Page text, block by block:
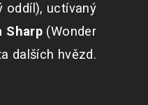
oddíl), uctívaný
Sharp (Wonder
dalších hvězd.